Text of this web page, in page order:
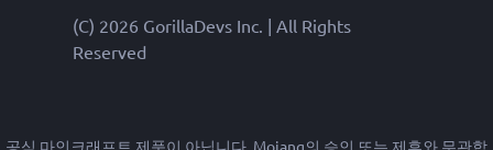
(C) 2026 GorillaDevs Inc. | All Rights
Reserved
공식 마인크래프트 제품이 아닙니다. Mojang의 승인 또는 제휴와 무관합